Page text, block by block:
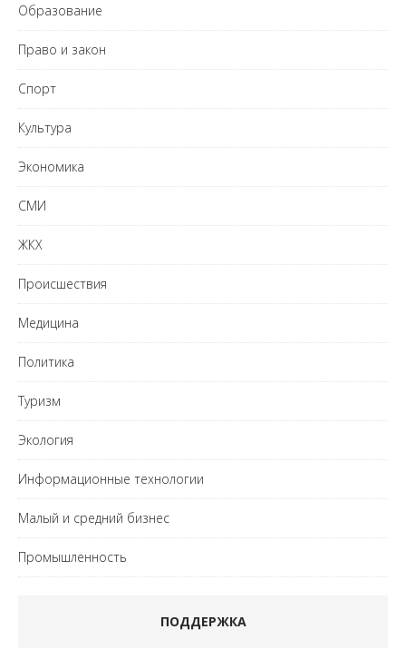
Образование
Право и закон
Спорт
Культура
Экономика
СМИ
ЖКХ
Происшествия
Медицина
Политика
Туризм
Экология
Информационные технологии
Малый и средний бизнес
Промышленность
ПОДДЕРЖКА